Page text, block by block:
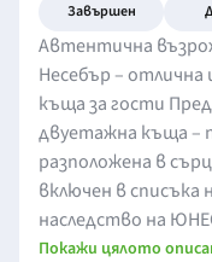
Завършен
Автентична
Несебър – отлична
къща за гости
двуетажна къща –
разположена в
включен в
наследство на
Покажи цялото